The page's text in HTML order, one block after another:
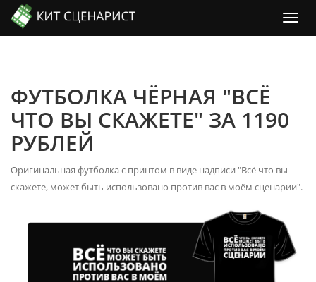
ФУТБОЛКА ЧЁРНАЯ "ВСЁ
ЧТО ВЫ СКАЖЕТЕ" ЗА 1190
РУБЛЕЙ
Оригинальная футболка с принтом в виде надписи "Всё что вы
скажете, может быть использовано против вас в моём сценарии".